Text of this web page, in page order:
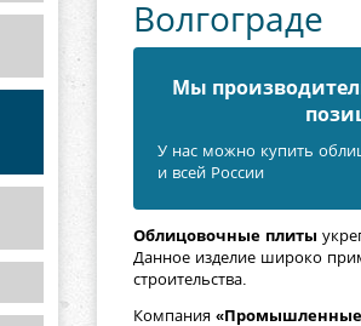
Волгограде
Мы
У нас можно купить
и всей России
Облицовочные плиты
Данное изделие широко
строительства.
Компания «Промышленные